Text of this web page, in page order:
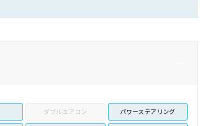
ダブルエアコン パワーステアリング